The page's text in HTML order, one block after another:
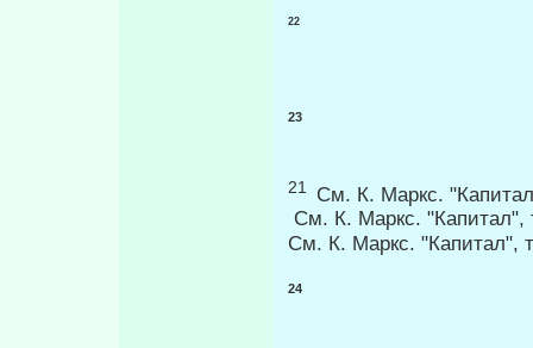
22
23
21 См. К. Маркс.
См. К. Маркс.
См. К. Маркс. "Капитал",
24